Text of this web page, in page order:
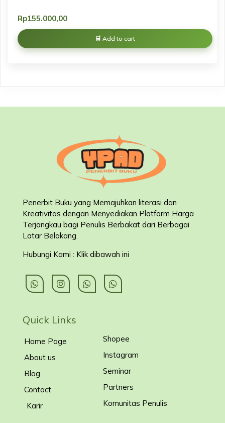
Rp155.000,00
Add to cart
Penerbit Buku yang Memajuhkan literasi dan
Kreativitas dengan Menyediakan Platform Harga
Terjangkau bagi Penulis Berbakat dari Berbagai
Latar Belakang
Hubungi Kami : Klik dibawah ini
Quick Links
Home Page
About us
Blog
Contact
Karir
Shopee
Instagram
Seminar
Partners
Komunitas Penulis